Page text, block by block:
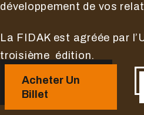
développement de vos
La FIDAK est agréée par
troisième édition.
Acheter Un
Billet